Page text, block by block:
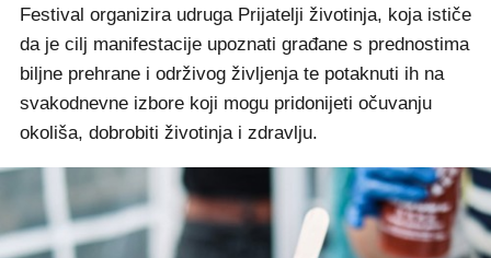
Festival organizira udruga Prijatelji životinja, koja ističe
da je cilj manifestacije upoznati građane s prednostima
biljne prehrane i održivog življenja te potaknuti ih na
svakodnevne izbore koji mogu pridonijeti očuvanju
okoliša, dobrobiti životinja i zdravlju.